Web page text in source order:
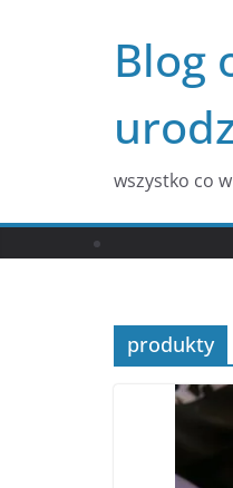
Blog
wszystko co
produkty